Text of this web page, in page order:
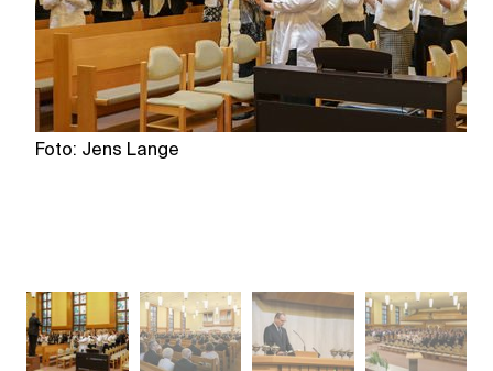
Foto: Jens Lange